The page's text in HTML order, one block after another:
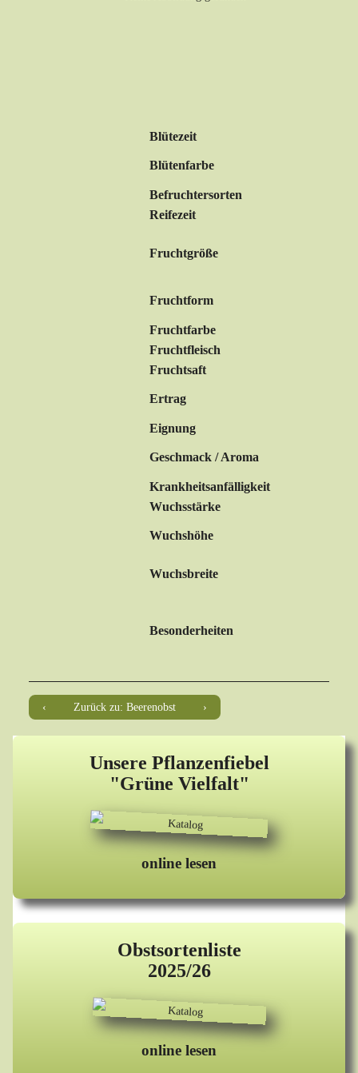
Unsere Pflanzenfiebel
"Grüne Vielfalt"
online lesen
Obstsortenliste
2025/26
online lesen
Blütezeit
Blütenfarbe
Befruchtersorten
Reifezeit
Fruchtgröße
Fruchtform
Fruchtfarbe
Fruchtfleisch
Fruchtsaft
Ertrag
Eignung
Geschmack / Aroma
Krankheitsanfälligkeit
Wuchsstärke
Wuchshöhe
Wuchsbreite
Besonderheiten
Zurück zu: Beerenobst